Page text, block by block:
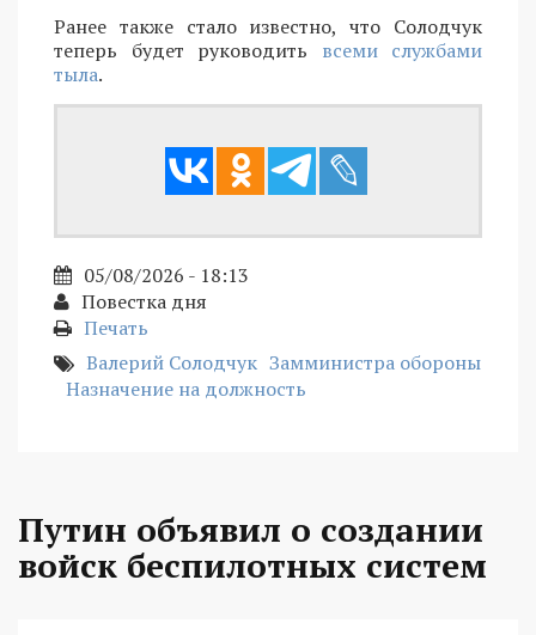
Ранее также стало известно, что Солодчук
теперь будет руководить всеми службами
тыла.
05/08/2026 - 18:13
Повестка дня
Печать
Валерий Солодчук Замминистра обороны
Назначение на должность
Путин объявил о создании
войск беспилотных систем